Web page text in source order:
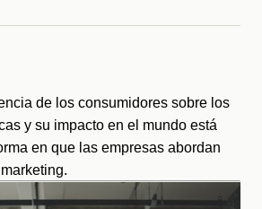
de los consumidores sobre los
y su impacto en el mundo está
en que las empresas abordan